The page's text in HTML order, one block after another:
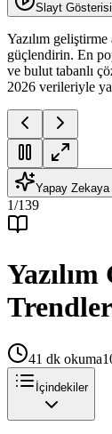
Slayt
Yazılım
güçlendirin. En
ve bulut tabanlı
2026 verileriyle
Yapay Zekaya
1/139
41 dk okuma
İçindekiler